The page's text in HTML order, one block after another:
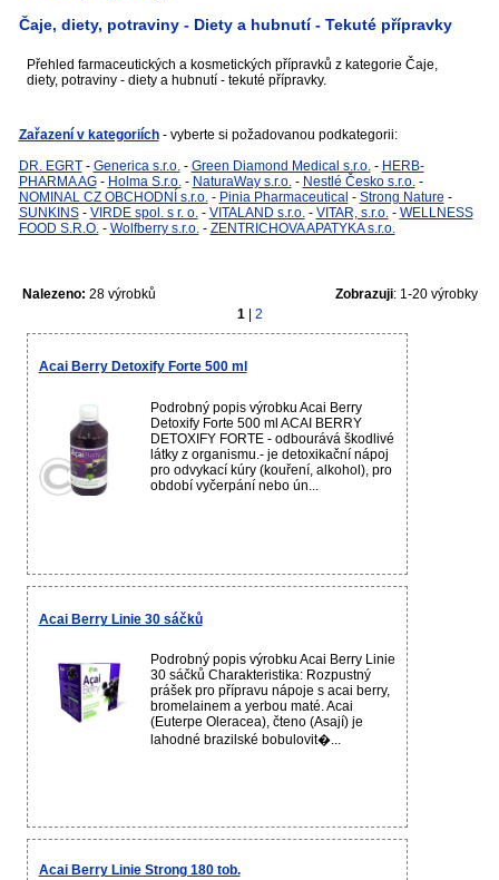
Čaje, diety, potraviny - Diety a hubnutí - Tekuté přípravky
Přehled farmaceutických a kosmetických přípravků z kategorie Čaje,
diety, potraviny - diety a hubnutí - tekuté přípravky.
Zařazení v kategoriích - vyberte si požadovanou podkategorii:
DR. EGRT- Generica s.r.o.- Green Diamond Medical s.r.o.- HERB-
PHARMA AG- Holma S.r.o.- NaturaWay s.r.o.- Nestlé Česko s.r.o.-
NOMINAL CZ OBCHODNÍ s.r.o.- Pinia Pharmaceutical - Strong Nature -
SUNKINS- VIRDE spol. s r. o.- VITALAND s.r.o.- VITAR, s.r.o.- WELLNESS
FOOD S.R.O.- Wolfberry s.r.o.- ZENTRICHOVA APATYKA s.r.o.
Nalezeno: 28 výrobků Zobrazuji: 1-20 výrobky
1
2
Acai Berry Detoxify Forte 500 ml
Podrobný popis výrobku Acai Berry
Detoxify Forte 500 ml ACAI BERRY
DETOXIFY FORTE - odbourává škodlivé
látky z organismu.- je detoxikační nápoj
pro odvykací kúry (kouření, alkohol), pro
období vyčerpání nebo ún...
Acai Berry Linie 30 sáčků
Podrobný popis výrobku Acai Berry Linie
30 sáčků Charakteristika: Rozpustný
prášek pro přípravu nápoje s acai berry,
bromelainem a yerbou maté. Acai
(Euterpe Oleracea), čteno (Asají) je
lahodné brazilské bobulovit�...
Acai Berry Linie Strong 180 tob.